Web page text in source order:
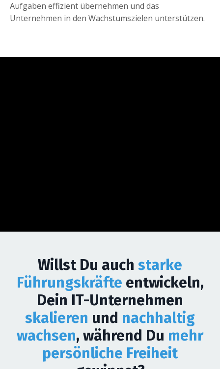
Aufgaben effizient übernehmen und das
Unternehmen in den Wachstumszielen unterstützen.
Willst Du auch starke
Führungskräfte entwickeln,
Dein IT-Unternehmen
skalieren und nachhaltig
wachsen, während Du mehr
persönliche Freiheit